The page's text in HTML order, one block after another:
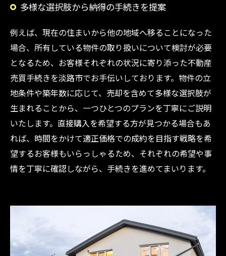
多様な選択肢から納得の手続きを提案
例えば、現在の住まいから他の地域へ移ることになった
場合、所有している物件の取り扱いについて検討が必要
となるため、お客様それぞれの状況に寄り添った不動産
売買手続きを淡路市でお手伝いしております。物件の立
地条件や築年数に応じて、売却を含めて多様な選択肢が
生まれることから、一つひとつのプランを丁寧にご説明
いたします。直接購入を希望する方が見つかる場合もあ
れば、時間をかけて適正価格での成約を目指す戦略を希
望するお客様もいらっしゃるため、それぞれの希望や事
情を丁寧に確認しながら、手続きを進めてまいります。